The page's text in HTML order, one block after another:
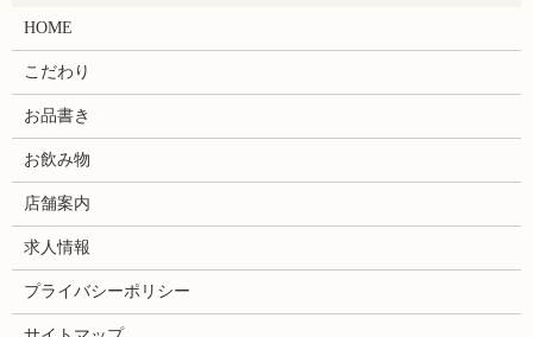
HOME
こだわり
お品書き
お飲み物
店舗案内
求人情報
プライバシーポリシー